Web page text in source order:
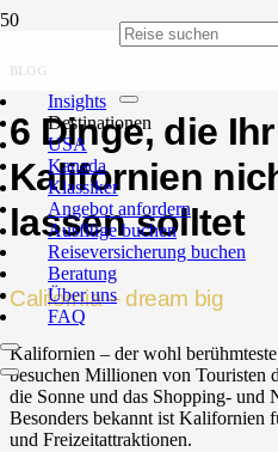
Insights
Destinationen
USA
Kanada
Klassiker
Angebot anfordern
Ausflüge buchen
Reiseversicherung buchen
Beratung
Über uns
FAQ
BLOG
6 Dinge, die
Kalifornien
lassen solltet
California – dream big
Kalifornien – der wohl
besuchen Millionen von Touristen
die Sonne und das Shopping- und
Besonders bekannt ist Kalifornien
und Freizeitattraktionen.